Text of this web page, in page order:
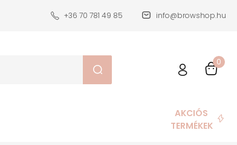
+36 70 781 49 85 info@browshop.hu
0
AKCIÓS
TERMÉKEK